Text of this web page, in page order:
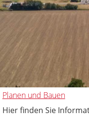
Planen und Bauen
Hier finden Sie